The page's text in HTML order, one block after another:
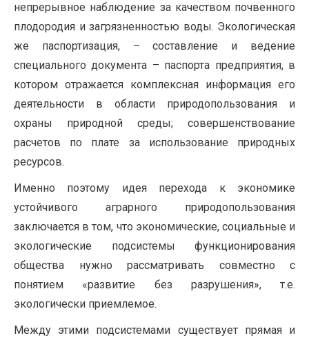
непрерывное наблюдение за качеством почвенного
плодородия и загрязненностью воды. Экологическая
же паспортизация, – составление и ведение
специального документа – паспорта предприятия, в
котором отражается комплексная информация его
деятельности в области природопользования и
охраны природной среды; совершенствование
расчетов по плате за использование природных
ресурсов.
Именно поэтому идея перехода к экономике
устойчивого аграрного природопользования
заключается в том, что экономические, социальные и
экологические подсистемы функционирования
общества нужно рассматривать совместно с
понятием «развитие без разрушения», т.е.
экологически приемлемое.
Между этими подсистемами существует прямая и